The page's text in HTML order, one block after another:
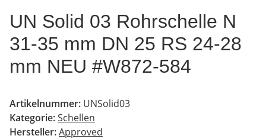
UN Solid 03 Rohrschelle N
31-35 mm DN 25 RS 24-28
mm NEU #W872-584
Artikelnummer: UNSolid03
Kategorie:Schellen
Hersteller:Approved